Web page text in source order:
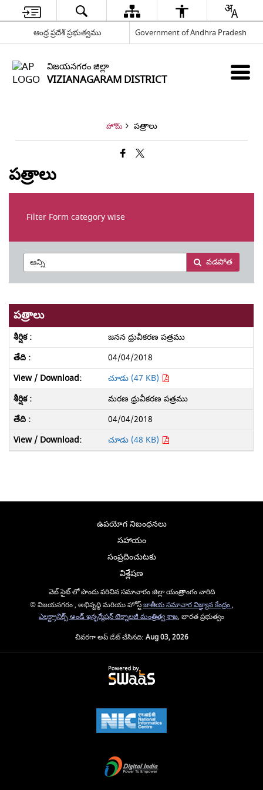
ఆంధ్ర ప్రదేశ్ ప్రభుత్వము Government of Andhra Pradesh
విజయనగరం జిల్లా
VIZIANAGARAM DISTRICT
హోమ్ పత్రాలు
పత్రాలు
Filter Form category wise
వడపోత
పత్రాలు
జనన ధ్రువీకరణ పత్రము
04/04/2018
చూడు (47 KB)
మరణ ధ్రువీకరణ పత్రము
04/04/2018
చూడు (48 KB)
ఉపయోగ నిబంధనలు
సహాయం
సంప్రదించుటకు
విశ్లేషణ
వెబ్ సైట్ లో పొందు పరిచిన సమాచారం జిల్లా యంత్రాంగం వారిది
© విజయనగరం , అభివృద్ధి మరియు హోస్ట్జాతీయ సమాచార విజ్ఞ్యాన కేంద్రం,
ఎలక్ట్రానిక్స్ అండ్ ఇన్ఫర్మేషన్ టెక్నాలజీ మంత్రిత్వ శాఖ, భారత ప్రభుత్వం
చివరగా అప్ డేట్ చేసినది: Aug 03, 2026